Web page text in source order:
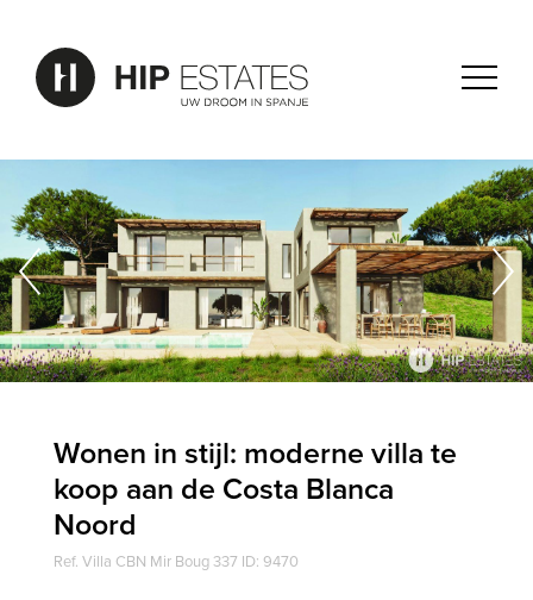
Wonen in stijl: moderne villa te
koop aan de Costa Blanca
Noord
Ref. Villa CBN Mir Boug 337 ID: 9470